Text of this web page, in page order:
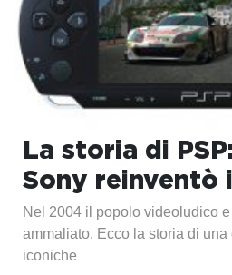
La storia di
Sony reinventò
Nel 2004 il popolo videoludico
ammaliato. Ecco la storia di
iconiche